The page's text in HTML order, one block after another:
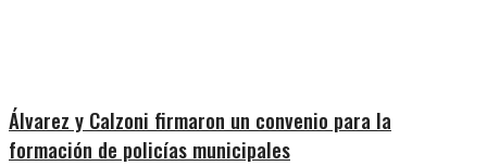
Álvarez y Calzoni firmaron un convenio para la
formación de policías municipales